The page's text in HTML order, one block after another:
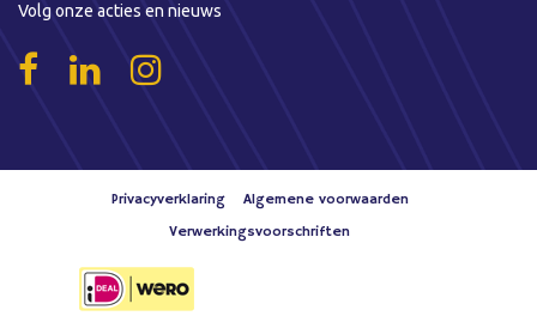
Volg onze acties en nieuws
Privacyverklaring
Algemene voorwaarden
Verwerkingsvoorschriften